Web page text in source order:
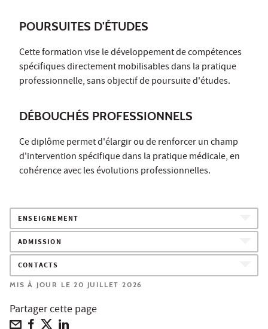
POURSUITES D'ÉTUDES
Cette formation vise le développement de compétences
spécifiques directement mobilisables dans la pratique
professionnelle, sans objectif de poursuite d'études.
DÉBOUCHÉS PROFESSIONNELS
Ce diplôme permet d'élargir ou de renforcer un champ
d'intervention spécifique dans la pratique médicale, en
cohérence avec les évolutions professionnelles.
ENSEIGNEMENT
ADMISSION
CONTACTS
MIS À JOUR LE 20 JUILLET 2026
Partager cette page